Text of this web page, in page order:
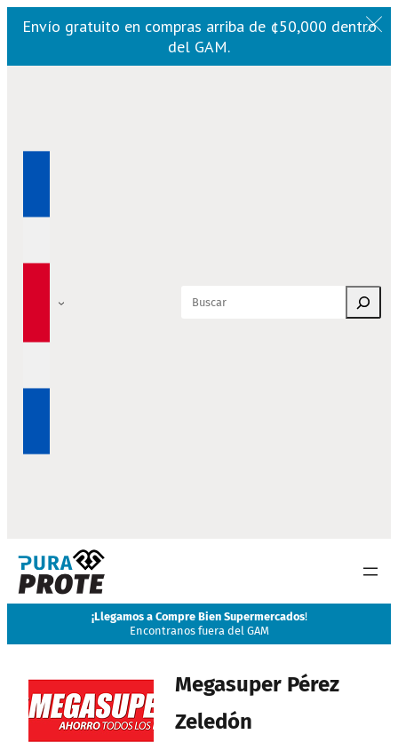
Envío gratuito en compras arriba de ¢50,000 dentro
del GAM.
Buscar
¡Llegamos a Compre Bien Supermercados!
Encontranos fuera del GAM
Megasuper Pérez
Zeledón